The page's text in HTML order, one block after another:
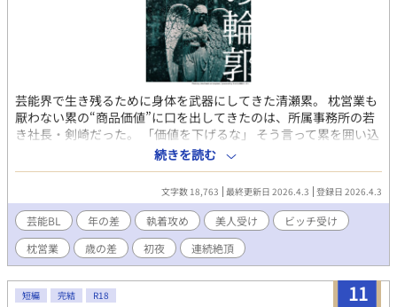
ド。前世の愛が重すぎる男たちに全方位から愛されたい方向け。
（全7話2万字短編規模。全話予約投稿済み）
芸能界で生き残るために身体を武器にしてきた清瀬累。 枕営業も
厭わない累の“商品価値”に口を出してきたのは、所属事務所の若
き社長・剣崎だった。 「価値を下げるな」 そう言って累を囲い込
む男の真意は――。 支配系社長×生意気ビッチ美人タレントシリ
ーズ
https://www.alphapolis.co.jp/novel/557561084/779037655 の
過去編、出会いと初夜になります。 単体でも読めます。 シリーズ
で見えにくかった冷徹社長の心中をこれでもかと盛り込みまし
た。 ーそれは〝異質〟だった〟 視線を、長く留めてはいけない。
触れてもいけない。 乱暴はしておりませんが少々倫理観の欠けた
内容になりますので、ご注意ください。
続きを読む
文字数 18,763 最終更新日 2026.4.3 登録日 2026.4.3
芸能BL 年の差 執着攻め 美人受け
ビッチ受け
枕営業
歳の差 初夜 連続絶頂
11
短編 完結 R18